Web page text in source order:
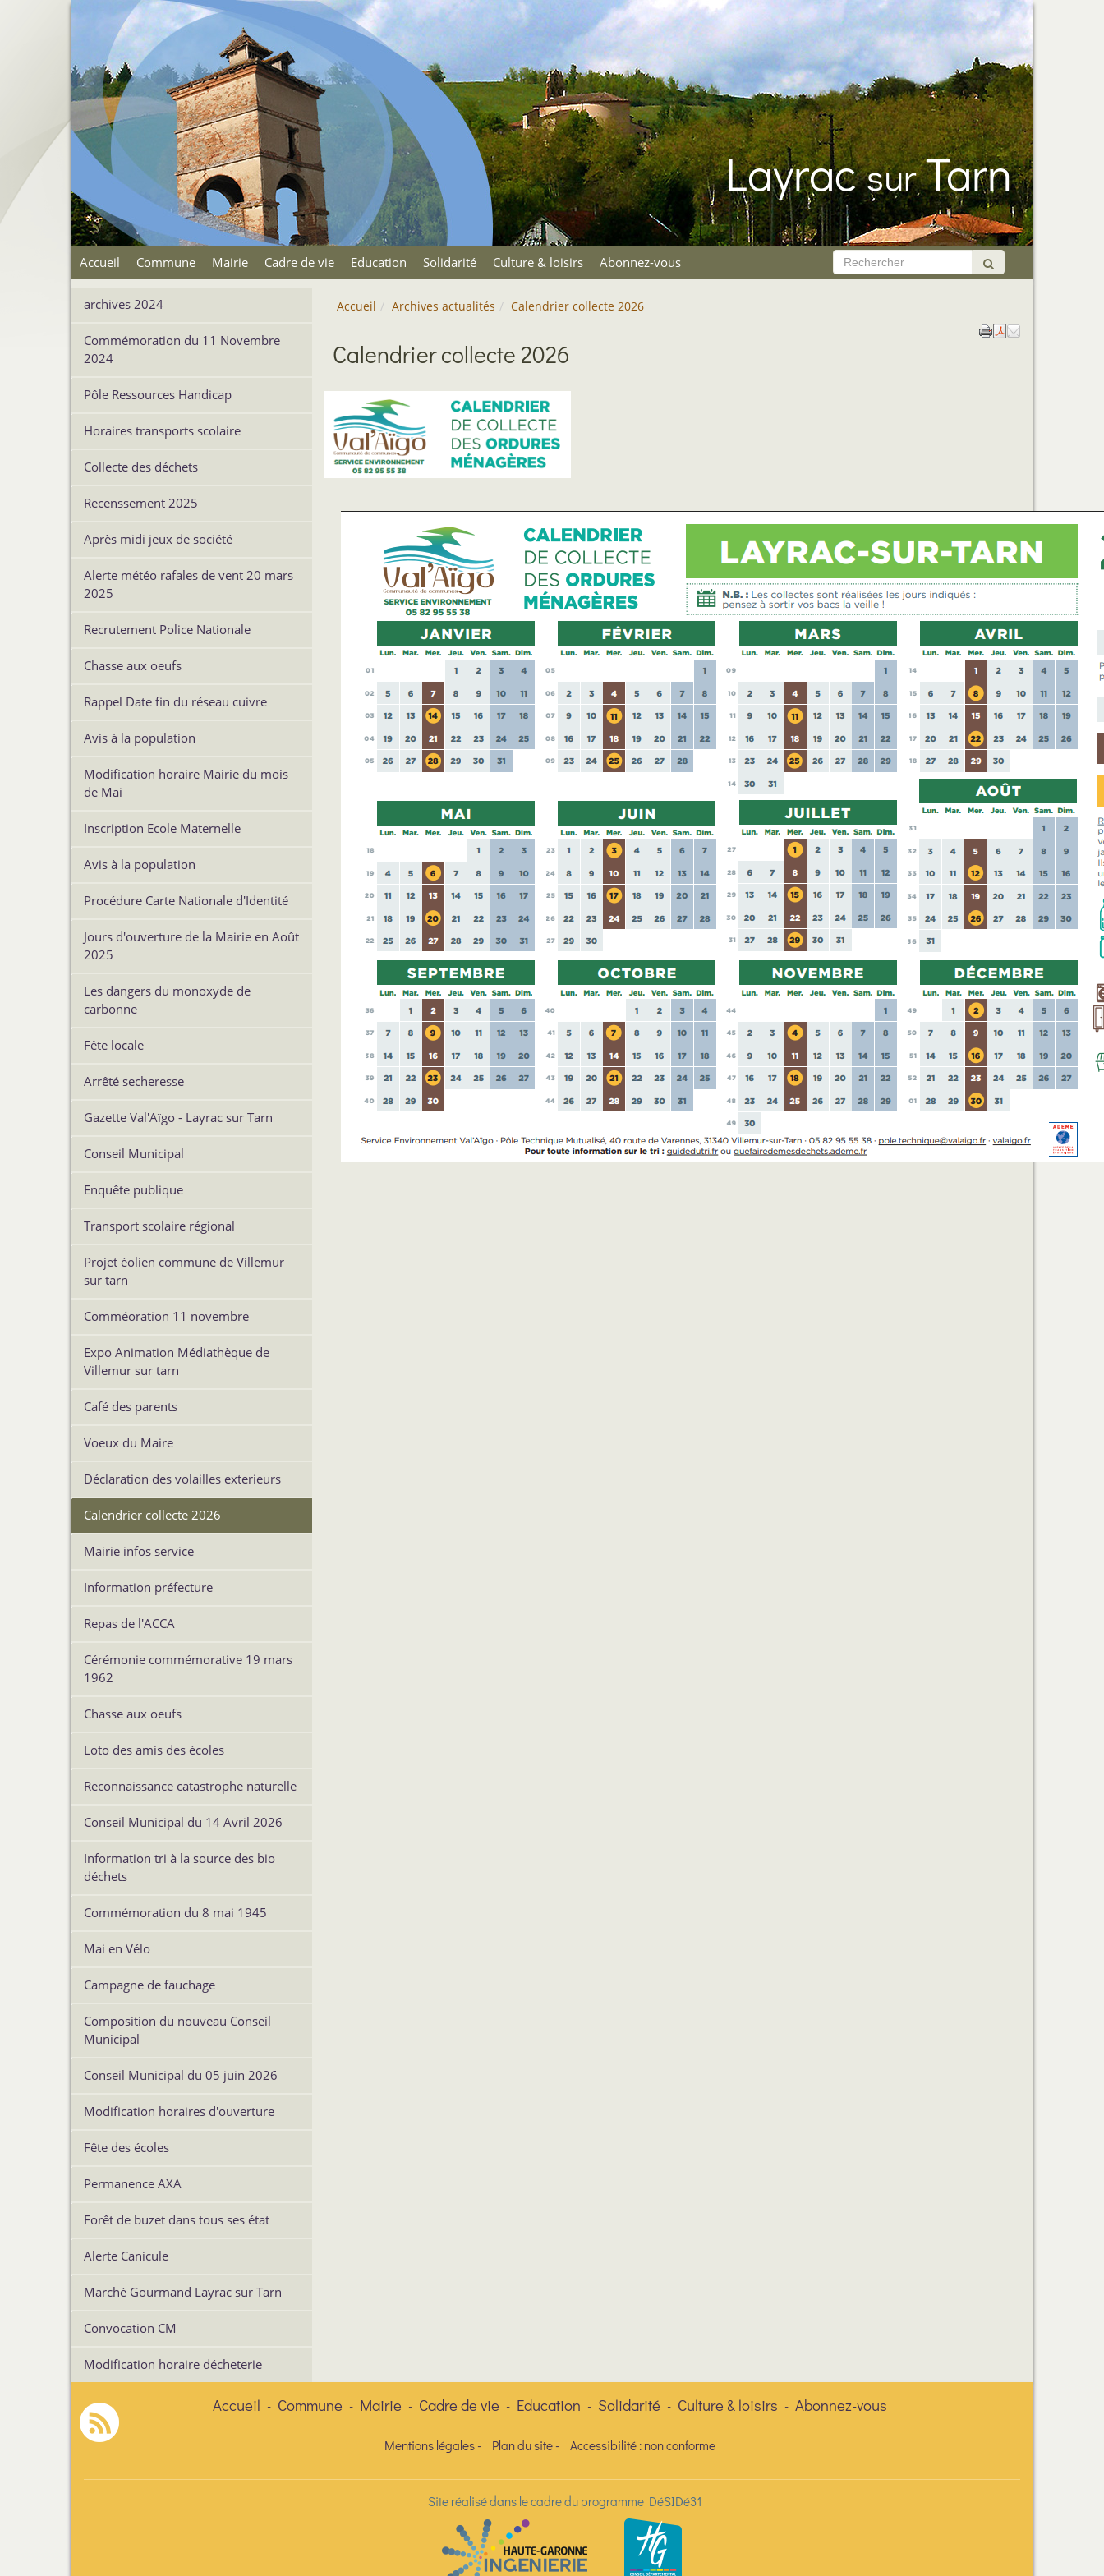
LayracsurTarn
Accueil Commune Mairie Cadre de vie Education Solidarité Culture & loisirs Abonnez-vous
Accueil Archives actualités Calendrier collecte 2026
Calendrier collecte 2026
archives 2024
Commémoration du 11 Novembre
2024
Pôle Ressources Handicap
Horaires transports scolaire
Collecte des déchets
Recenssement 2025
Après midi jeux de société
Alerte météo rafales de vent 20 mars
2025
Recrutement Police Nationale
Chasse aux oeufs
Rappel Date fin du réseau cuivre
Avis à la population
Modification horaire Mairie du mois
de Mai
Inscription Ecole Maternelle
Avis à la population
Procédure Carte Nationale d'Identité
Jours d'ouverture de la Mairie en Août
2025
Les dangers du monoxyde de
carbonne
Fête locale
Arrêté secheresse
Gazette Val'Aïgo - Layrac sur Tarn
Conseil Municipal
Enquête publique
Transport scolaire régional
Projet éolien commune de Villemur
sur tarn
Comméoration 11 novembre
Expo Animation Médiathèque de
Villemur sur tarn
Café des parents
Voeux du Maire
Déclaration des volailles exterieurs
Calendrier collecte 2026
Mairie infos service
Information préfecture
Repas de l'ACCA
Cérémonie commémorative 19 mars
1962
Chasse aux oeufs
Loto des amis des écoles
Reconnaissance catastrophe naturelle
Conseil Municipal du 14 Avril 2026
Information tri à la source des bio
déchets
Commémoration du 8 mai 1945
Mai en Vélo
Campagne de fauchage
Composition du nouveau Conseil
Municipal
Conseil Municipal du 05 juin 2026
Modification horaires d'ouverture
Fête des écoles
Permanence AXA
Forêt de buzet dans tous ses état
Alerte Canicule
Marché Gourmand Layrac sur Tarn
Convocation CM
Modification horaire décheterie
Accueil - Commune - Mairie - Cadre de vie - Education - Solidarité - Culture & loisirs - Abonnez-vous
Mentions légales - Plan du site - Accessibilité : non conforme
Site réalisé dans le cadre du programme DéSIDé31